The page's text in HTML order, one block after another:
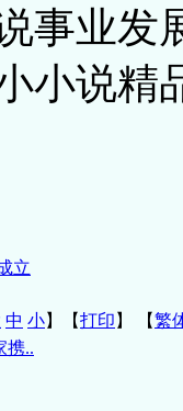
事业发
小说精
立
中 小】【打印 】 【繁
携..